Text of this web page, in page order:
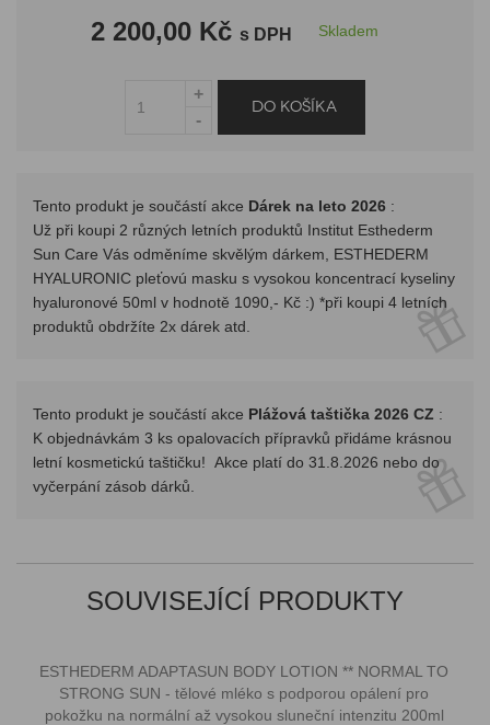
2 200,00 Kč s DPH Skladem
Tento produkt je součástí akce Dárek na leto 2026 :
Už při koupi 2 různých letních produktů Institut Esthederm
Sun Care Vás odměníme skvělým dárkem, ESTHEDERM
HYALURONIC pleťovú masku s vysokou koncentrací kyseliny
hyaluronové 50ml v hodnotě 1090,- Kč :) *při koupi 4 letních
produktů obdržíte 2x dárek atd.
Tento produkt je součástí akce Plážová taštička 2026 CZ :
K objednávkám 3 ks opalovacích přípravků přidáme krásnou
letní kosmetickú taštičku! Akce platí do 31.8.2026 nebo do
vyčerpání zásob dárků.
SOUVISEJÍCÍ PRODUKTY
ESTHEDERM ​ADAPTASUN BODY LOTION ** NORMAL TO
STRONG SUN - tělové mléko s podporou opálení pro
pokožku na normální až vysokou sluneční intenzitu 200ml